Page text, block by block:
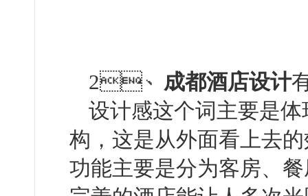
2、 成都酒店设计
设计感这个词主要是体
构，这是从外面看上去
功能主要是分为客房、餐